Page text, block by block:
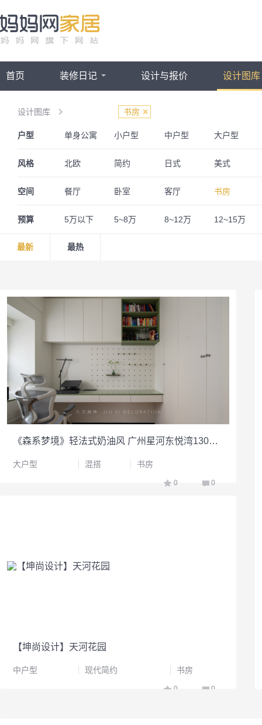
首页 装修日记 设计与报价 设计图库
设计图库 书房
户型 单身公寓 小户型 中户型
大户型
风格
北欧 简约 日式
美式
空间 餐厅 卧室 客厅
书房
预算
5万以下 5~8万 8~12万 12~15万
最新 最热
《森系梦境》轻法式奶油风 广州星河东悦湾130平精装房改造
大户型 混搭 书房
0 0
【坤尚设计】天河花园
中户型 现代简约 书房
0 0